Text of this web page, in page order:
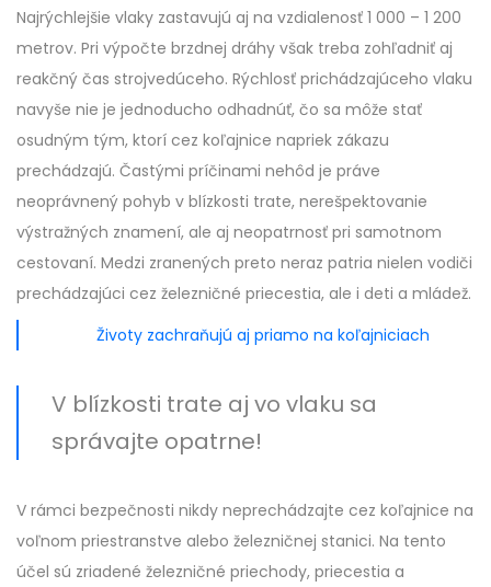
Najrýchlejšie vlaky zastavujú aj na vzdialenosť 1 000 – 1 200
metrov. Pri výpočte brzdnej dráhy však treba zohľadniť aj
reakčný čas strojvedúceho. Rýchlosť prichádzajúceho vlaku
navyše nie je jednoducho odhadnúť, čo sa môže stať
osudným tým, ktorí cez koľajnice napriek zákazu
prechádzajú. Častými príčinami nehôd je práve
neoprávnený pohyb v blízkosti trate, nerešpektovanie
výstražných znamení, ale aj neopatrnosť pri samotnom
cestovaní. Medzi zranených preto neraz patria nielen vodiči
prechádzajúci cez železničné priecestia, ale i deti a mládež.
Životy zachraňujú aj priamo na koľajniciach
V blízkosti trate aj vo vlaku sa
správajte opatrne!
V rámci bezpečnosti nikdy neprechádzajte cez koľajnice na
voľnom priestranstve alebo železničnej stanici. Na tento
účel sú zriadené železničné priechody, priecestia a